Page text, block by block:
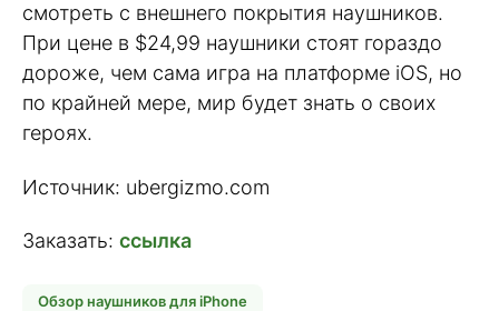
смотреть с внешнего покрытия наушников.
При цене в $24,99 наушники стоят гораздо
дороже, чем сама игра на платформе iOS, но
по крайней мере, мир будет знать о своих
героях.
Источник: ubergizmo.com
Заказать: ссылка
Обзор наушников для iPhone